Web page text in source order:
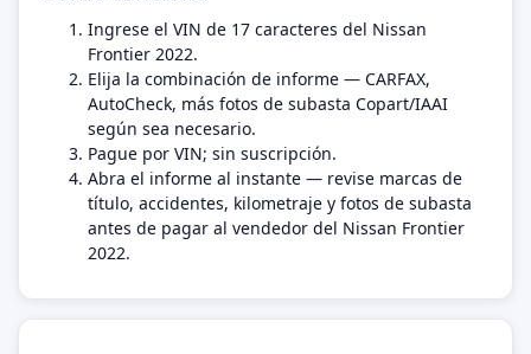
Ingrese el VIN de 17 caracteres del Nissan
Frontier 2022.
Elija la combinación de informe — CARFAX,
AutoCheck, más fotos de subasta Copart/IAAI
según sea necesario.
Pague por VIN; sin suscripción.
Abra el informe al instante — revise marcas de
título, accidentes, kilometraje y fotos de subasta
antes de pagar al vendedor del Nissan Frontier
2022.